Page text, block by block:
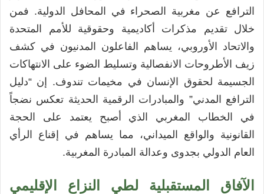
الترافع عن مغربية الصحراء في المحافل الدولية. فمن
خلال تقديم مذكرات أكاديمية وحقوقية للأمم المتحدة
والاتحاد الأوروبي، يساهم الفاعلون المدنيون في كشف
زيف الأطروحات الانفصالية وتسليط الضوء على الانتهاكات
الجسيمة لحقوق الإنسان في مخيمات تندوف. إن “دليل
الترافع المدني” والمبادرات الرقمية الحديثة تعكس نضجاً
في الخطاب المغربي الذي أصبح يعتمد على الحجة
القانونية والواقع الميداني، مما يساهم في إقناع الرأي
العام الدولي بجدوى وعدالة المبادرة المغربية.
الآفاق المستقبلية لطي النزاع الإقليمي